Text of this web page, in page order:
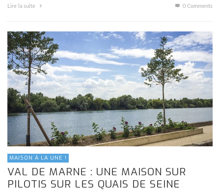
Lire la suite 0 Comments
MAISON À LA UNE !
VAL DE MARNE : UNE MAISON SUR
PILOTIS SUR LES QUAIS DE SEINE